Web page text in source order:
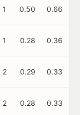
1 0.50 0.66
1 0.28 0.36
2 0.29 0.33
2 0.28 0.33